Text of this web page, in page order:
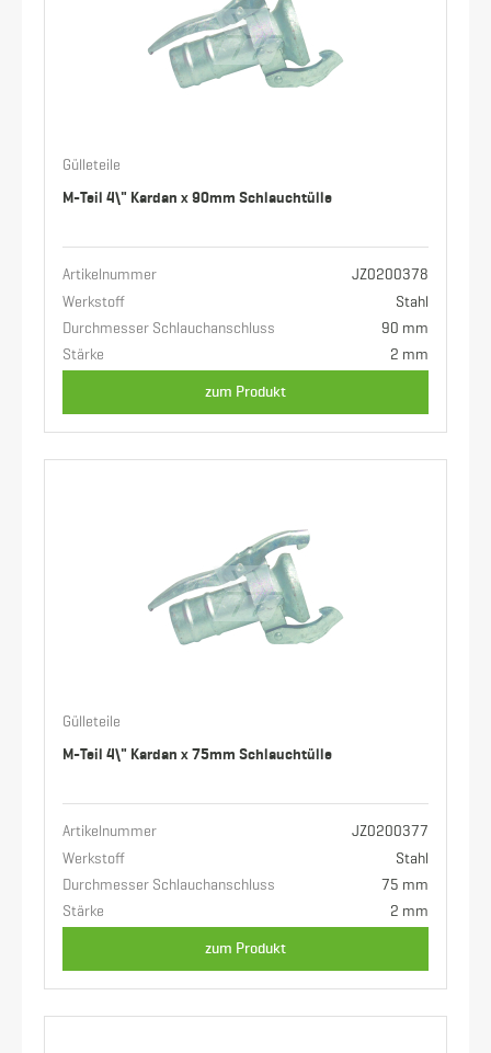
Gülleteile
M-Teil 4\" Kardan x 90mm Schlauchtülle
Artikelnummer
JZ0200378
Werkstoff
Stahl
Durchmesser Schlauchanschluss
90 mm
Stärke
2 mm
zum Produkt
Gülleteile
M-Teil 4\" Kardan x 75mm Schlauchtülle
Artikelnummer
JZ0200377
Werkstoff
Stahl
Durchmesser Schlauchanschluss
75 mm
Stärke
2 mm
zum Produkt